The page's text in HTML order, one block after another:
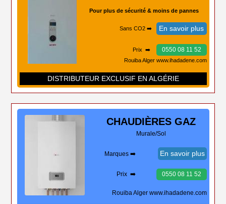
Pour plus de sécurité & moins de pannes
Sans CO2 ➡️ En savoir plus
Prix ➡️ 0550 08 11 52
Rouiba Alger www.ihadadene.com
DISTRIBUTEUR EXCLUSIF EN ALGÉRIE
CHAUDIÈRES GAZ
Murale/Sol
Marques ➡️ En savoir plus
Prix ➡️ 0550 08 11 52
Rouiba Alger www.ihadadene.com